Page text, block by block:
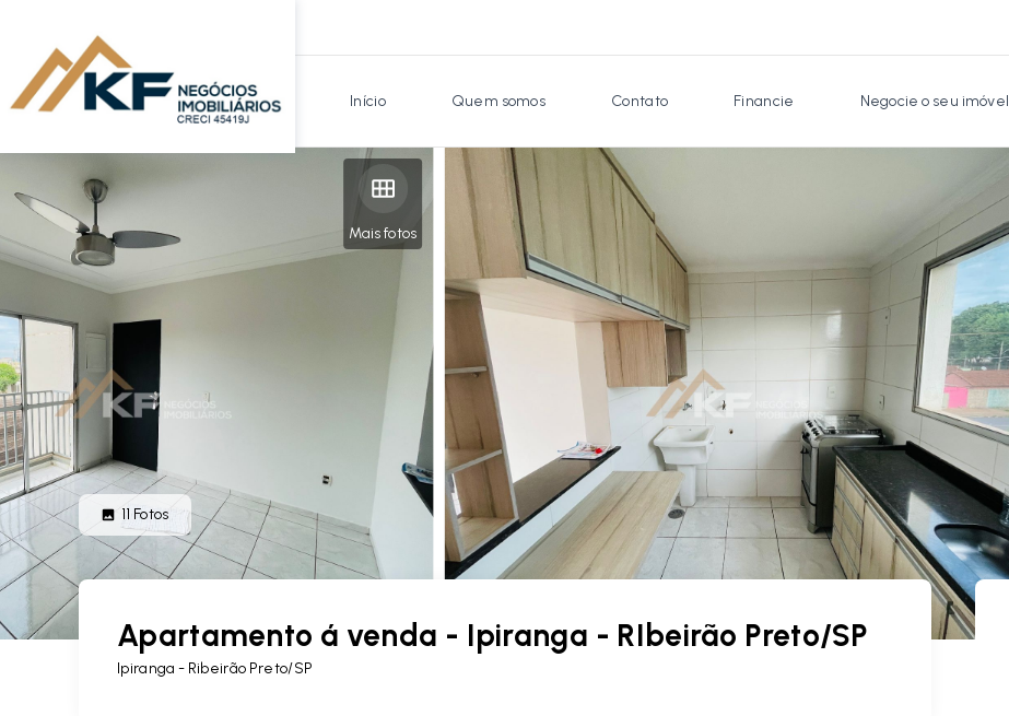
Início Quem somos Contato Financie Negocie o seu imóvel
Mais fotos
11 Fotos
Apartamento á venda - Ipiranga - RIbeirão Preto/SP
Ipiranga - Ribeirão Preto/SP